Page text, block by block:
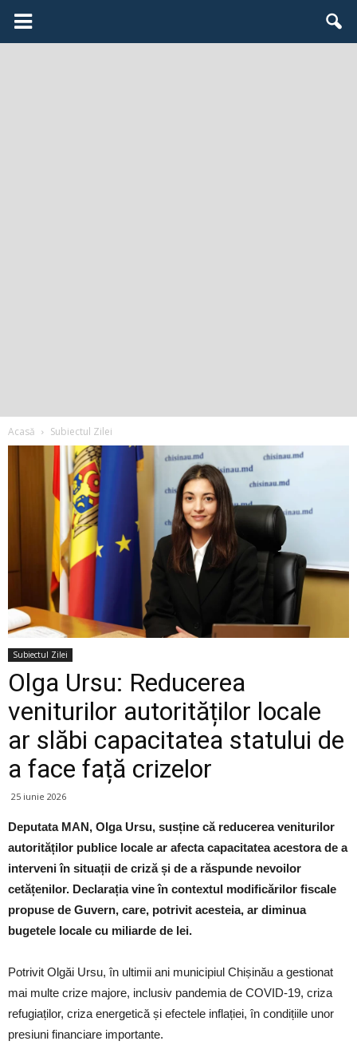
Acasă Subiectul Zilei
Subiectul Zilei
Olga Ursu: Reducerea
veniturilor autorităților locale
ar slăbi capacitatea statului de
a face față crizelor
25 iunie 2026
Deputata MAN, Olga Ursu, susține că reducerea veniturilor
autorităților publice locale ar afecta capacitatea acestora de a
interveni în situații de criză și de a răspunde nevoilor
cetățenilor. Declarația vine în contextul modificărilor fiscale
propuse de Guvern, care, potrivit acesteia, ar diminua
bugetele locale cu miliarde de lei.
Potrivit Olgăi Ursu, în ultimii ani municipiul Chișinău a gestionat
mai multe crize majore, inclusiv pandemia de COVID-19, criza
refugiaților, criza energetică și efectele inflației, în condițiile unor
presiuni financiare importante.